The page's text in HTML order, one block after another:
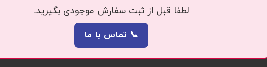
ی خود می باشد که به آن شکلی زیبا و لوکس می بخشد. در این مدل با تلفیق سرامیک و فلز
لطفا قبل از ثبت سفارش موجودی بگیرید.
📞 تماس با ما